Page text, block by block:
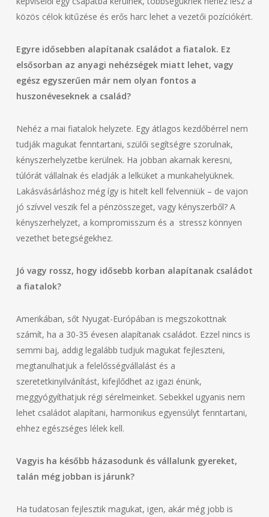
közös célok kitűzése és erős harc lehet a vezetői pozíciókért.
Egyre idősebben alapítanak családot a fiatalok. Ez
elsősorban az anyagi nehézségek miatt lehet, vagy
egész egyszerűen már nem olyan fontos a
huszonéveseknek a család?
Nehéz a mai fiatalok helyzete. Egy átlagos kezdőbérrel nem
tudják magukat fenntartani, szülői segítségre szorulnak,
kényszerhelyzetbe kerülnek. Ha jobban akarnak keresni,
túlórát vállalnak és eladják a lelküket a munkahelyüknek.
Lakásvásárláshoz még így is hitelt kell felvenniük – de vajon
jó szívvel veszik fel a pénzösszeget, vagy kényszerből? A
kényszerhelyzet, a kompromisszum és a stressz könnyen
vezethet betegségekhez.
Jó vagy rossz, hogy idősebb korban alapítanak családot
a fiatalok?
Amerikában, sőt Nyugat-Európában is megszokottnak
számít, ha a 30-35 évesen alapítanak családot. Ezzel nincs is
semmi baj, addig legalább tudjuk magukat fejleszteni,
megtanulhatjuk a felelősségvállalást és a
szeretetkinyilvánítást, kifejlődhet az igazi énünk,
meggyógyíthatjuk régi sérelmeinket. Sebekkel ugyanis nem
lehet családot alapítani, harmonikus egyensúlyt fenntartani,
ehhez egészséges lélek kell.
Vagyis ha később házasodunk és vállalunk gyereket,
talán még jobban is járunk?
Ha tudatosan fejlesztik magukat, igen, akár még jobb is